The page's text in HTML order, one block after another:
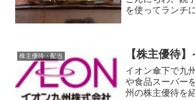
を使ってランチ
株主優待・配当 【株主優待
イオン傘下で九
や食品スーパー
州の株主優待を